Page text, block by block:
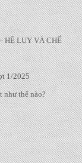
HỆ LỤY VÀ CHẾ
1/2025
như thế nào?